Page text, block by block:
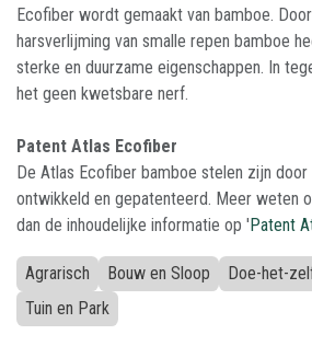
Ecofiber wordt gemaakt van bamboe.
harsverlijming van smalle repen bamboe
sterke en duurzame eigenschappen. In
het geen kwetsbare nerf.
Patent Atlas Ecofiber
De Atlas Ecofiber bamboe stelen zijn door
ontwikkeld en gepatenteerd. Meer weten
dan de inhoudelijke informatie op 'Patent
Agrarisch Bouw en Sloop Doe-het-
Tuin en Park